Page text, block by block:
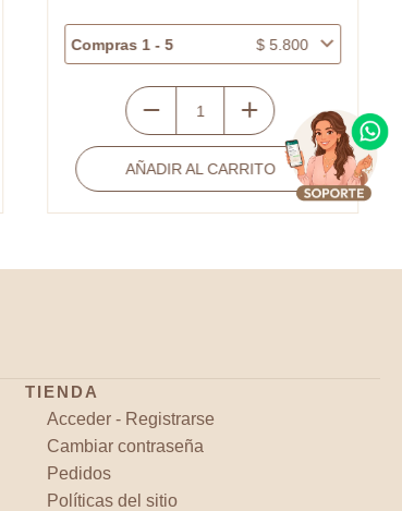
Compras 1 - 5 $ 5.800
Centro
pulsera
covergold
AÑADIR AL CARRITO
TIENDA
Acceder - Registrarse
Cambiar contraseña
Pedidos
Políticas del sitio